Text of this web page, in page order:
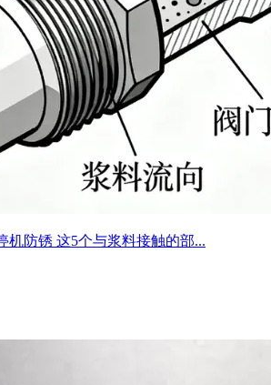
机防锈 这5个与浆料接触的部...